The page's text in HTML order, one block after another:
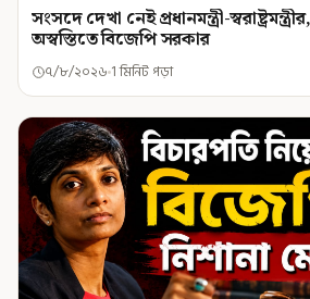
সংসদে দেখা নেই প্রধানমন্ত্রী-
অস্বস্তিতে বিজেপি সরকার
৭/৮/২০২৬ 1 মিনিট পড়া